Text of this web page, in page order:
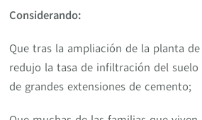
Considerando:
Que tras la ampliación de la planta
redujo la tasa de infiltración del
de grandes extensiones de cemento;